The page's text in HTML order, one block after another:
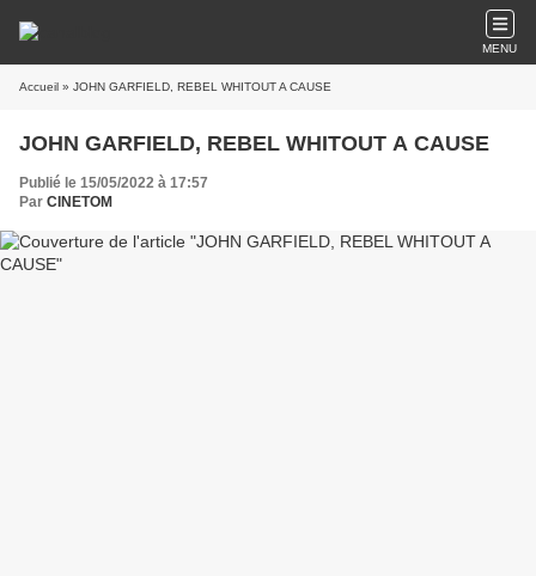
MENU
Accueil » JOHN GARFIELD, REBEL WHITOUT A CAUSE
JOHN GARFIELD, REBEL WHITOUT A CAUSE
Publié le 15/05/2022 à 17:57
Par CINETOM